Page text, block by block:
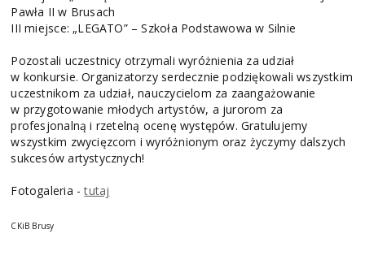
Pawła II w Brusach
III miejsce: „LEGATO” – Szkoła Podstawowa w Silnie
Pozostali uczestnicy otrzymali wyróżnienia za udział
w konkursie. Organizatorzy serdecznie podziękowali wszystkim
uczestnikom za udział, nauczycielom za zaangażowanie
w przygotowanie młodych artystów, a jurorom za
profesjonalną i rzetelną ocenę występów. Gratulujemy
wszystkim zwycięzcom i wyróżnionym oraz życzymy dalszych
sukcesów artystycznych!
Fotogaleria -tutaj
CKiB Brusy